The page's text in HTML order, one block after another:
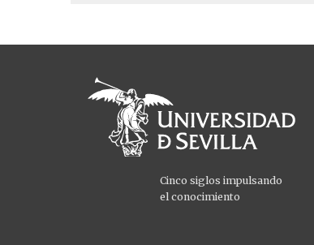
Cinco siglos impulsando
el conocimiento